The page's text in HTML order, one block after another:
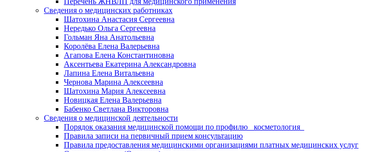
Сведения о медицинских работниках
Шатохина Анастасия Сергеевна
Нередько Ольга Сергеевна
Гольман Яна Анатольевна
Королёва Елена Валерьевна
Агапова Елена Константиновна
Аксентьева Екатерина Александровна
Лапина Елена Витальевна
Чернова Марина Алексеевна
Шатохина Мария Алексеевна
Новицкая Елена Валерьевна
Бабенко Светлана Викторовна
Сведения о медицинской деятельности
Порядок оказания медицинской помощи по профилю _косметология_
Правила записи на первичный прием консультацию
Правила предоставления медицинскими организациями платных медицинских услуг